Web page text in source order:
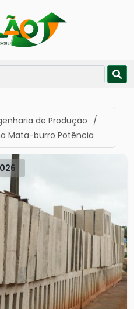
de Produção
/
Mata-burro Potência